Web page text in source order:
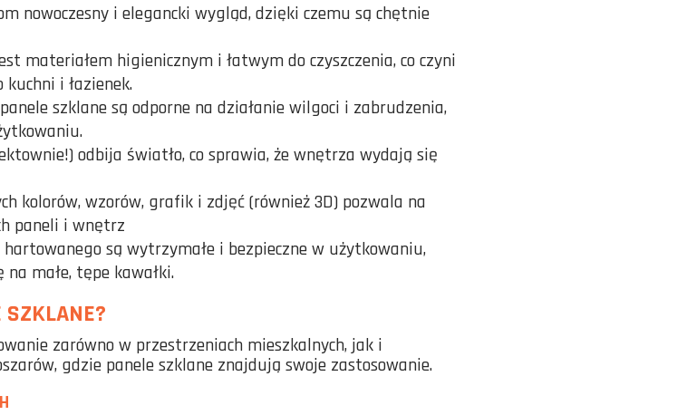
nowoczesny i elegancki wygląd, dzięki czemu są chętnie
materiałem higienicznym i łatwym do czyszczenia, co czyni
i łazienek.
szklane są odporne na działanie wilgoci i zabrudzenia,
odbija światło, co sprawia, że wnętrza wydają się
kolorów, wzorów, grafik i zdjęć (również 3D) pozwala na
paneli i wnętrz
hartowanego są wytrzymałe i bezpieczne w użytkowaniu,
małe, tępe kawałki.
SZKLANE?
zarówno w przestrzeniach mieszkalnych, jak i
gdzie panele szklane znajdują swoje zastosowanie.